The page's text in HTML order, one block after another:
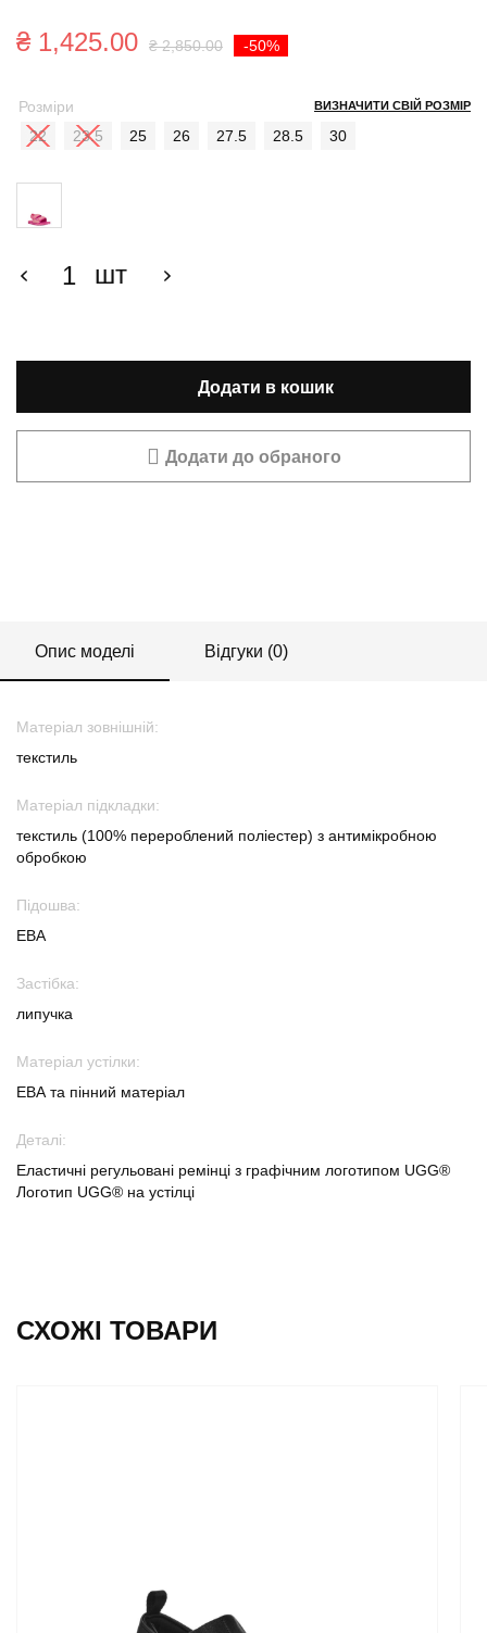
-50%
₴2,850.00
Оригінальна
₴ 2,850.00.
₴1,425.00
Поточна
₴ 1,425.00.
ВИЗНАЧИТИ СВІЙ РОЗМІР
Розміри
22
23.5 25 26 27.5 28.5 30
шт
Додати в кошик
Додати до обраного
Опис моделі Відгуки (0)
Матеріал зовнішній:
текстиль
Матеріал підкладки:
текстиль (100% перероблений поліестер) з антимікробною
обробкою
Підошва:
ЕВА
Застібка:
липучка
Матеріал устілки:
ЕВА та пінний матеріал
Деталі:
Еластичні регульовані ремінці з графічним логотипом UGG®
Логотип UGG® на устілці
СХОЖІ ТОВАРИ